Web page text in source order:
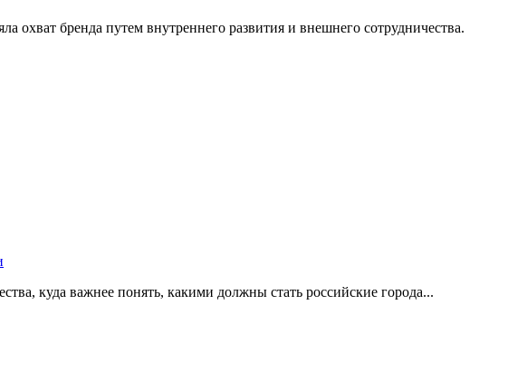
охват бренда путем внутреннего развития и внешнего сотрудничества.
куда важнее понять, какими должны стать российские города...